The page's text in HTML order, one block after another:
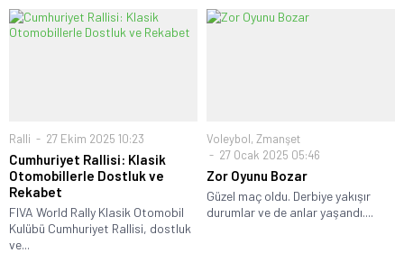
Ralli 27 Ekim 2025 10:23
Cumhuriyet Rallisi: Klasik
Otomobillerle Dostluk ve
Rekabet
FIVA World Rally Klasik Otomobil
Kulübü Cumhuriyet Rallisi, dostluk
ve...
Voleybol, Zmanşet
27 Ocak 2025 05:46
Zor Oyunu Bozar
Güzel maç oldu. Derbiye yakışır
durumlar ve de anlar yaşandı....